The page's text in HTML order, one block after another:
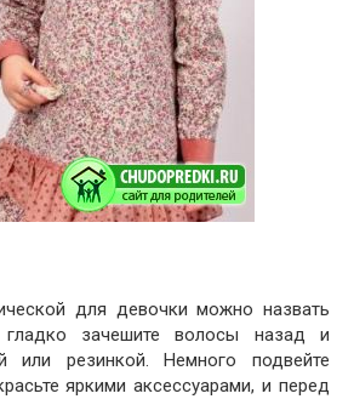
для девочки можно назвать
зачешите волосы назад и
или резинкой. Немного подвейте
яркими аксессуарами, и перед